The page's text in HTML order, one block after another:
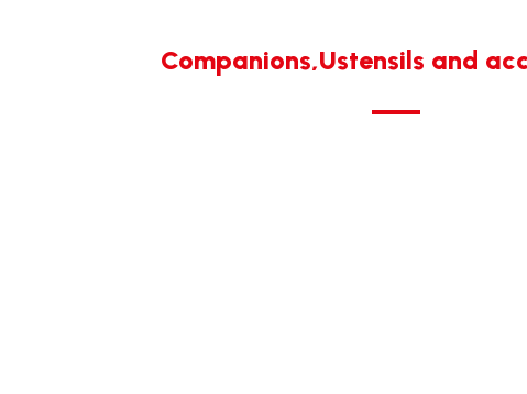
Companions,Ustensils and